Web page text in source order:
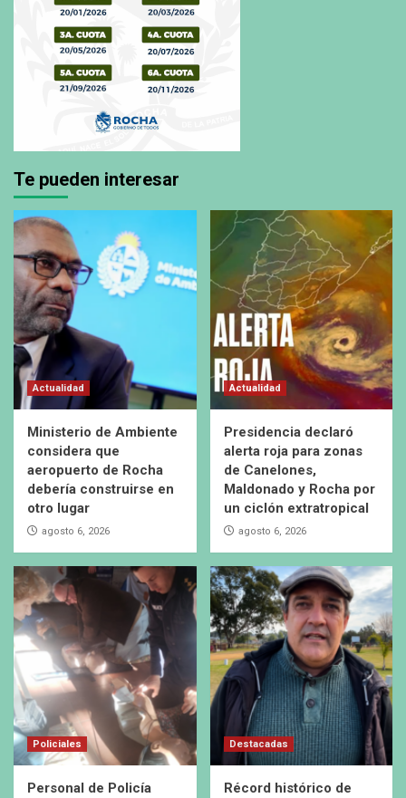
Te pueden interesar
Actualidad
Ministerio de Ambiente
considera que
aeropuerto de Rocha
debería construirse en
otro lugar
agosto 6, 2026
Actualidad
Presidencia declaró
alerta roja para zonas
de Canelones,
Maldonado y Rocha por
un ciclón extratropical
agosto 6, 2026
Policiales
Personal de Policía
Destacadas
Récord histórico de